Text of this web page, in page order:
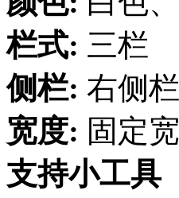
栏式: 三栏
侧栏: 右侧栏
宽度: 固定
支持小工具